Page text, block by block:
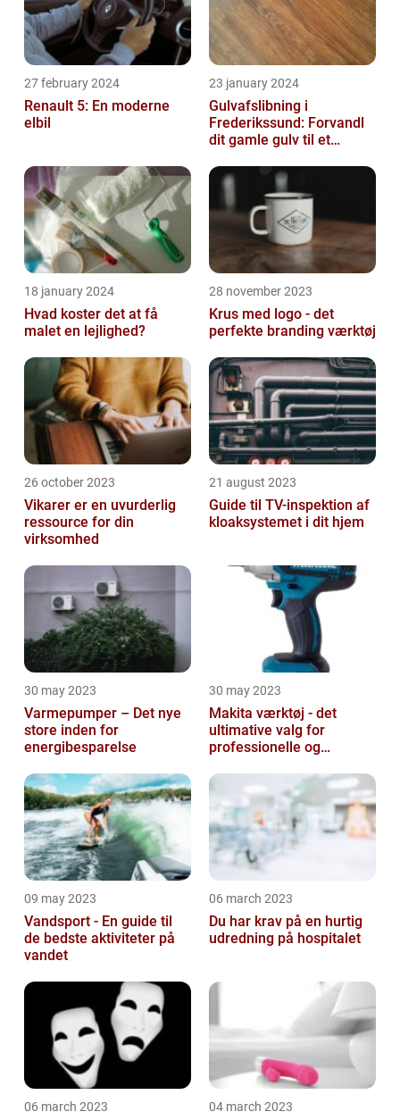
27 february 2024
Renault 5: En moderne
elbil
23 january 2024
Gulvafslibning i
Frederikssund: Forvandl
dit gamle gulv til et
18 january 2024
Hvad koster det at få
malet en lejlighed?
28 november 2023
Krus med logo - det
perfekte branding værktøj
26 october 2023
Vikarer er en uvurderlig
ressource for din
virksomhed
21 august 2023
Guide til TV-inspektion af
kloaksystemet i dit hjem
30 may 2023
Varmepumper – Det nye
store inden for
energibesparelse
30 may 2023
Makita værktøj - det
ultimative valg for
professionelle og
selv'ere
09 may 2023
Vandsport - En guide til
de bedste aktiviteter på
vandet
06 march 2023
Du har krav på en hurtig
udredning på hospitalet
06 march 2023 04 march 2023